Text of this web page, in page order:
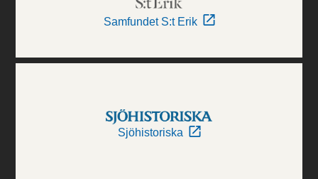
Samfundet S:t Erik
Sjöhistoriska